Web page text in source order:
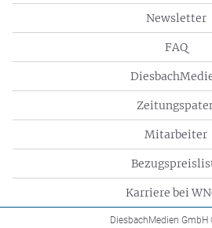
Newsletter
FAQ
Mitarbeiter
Karriere bei
DiesbachMedien GmbH